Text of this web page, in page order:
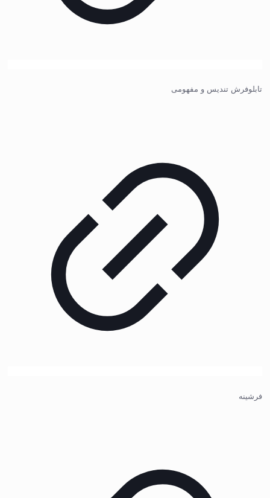
تابلوفرش تندیس و مفهومی
فرشینه